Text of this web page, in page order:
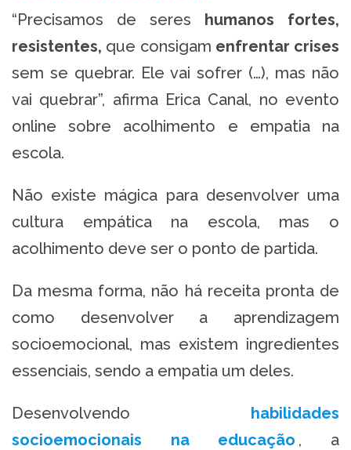
“Precisamos de seres humanos fortes,
resistentes, que consigam enfrentar crises
sem se quebrar. Ele vai sofrer (…), mas não
vai quebrar”, afirma Erica Canal, no evento
online sobre acolhimento e empatia na
escola.
Não existe mágica para desenvolver uma
cultura empática na escola, mas o
acolhimento deve ser o ponto de partida.
Da mesma forma, não há receita pronta de
como desenvolver a aprendizagem
socioemocional, mas existem ingredientes
essenciais, sendo a empatia um deles.
Desenvolvendo
habilidades
socioemocionais na educação , a